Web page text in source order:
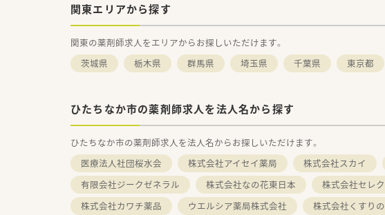
関東エリアから探す
関東の薬剤師求人をエリアからお探しいただけます。
茨城県
栃木県 群馬県 埼玉県 千葉県 東京都
ひたちなか市の薬剤師求人を法人名から探す
ひたちなか市の薬剤師求人を法人名からお探しいただけます。
医療法人社団桜水会
株式会社アイセイ薬局 株式会社スカイ
有限会社ジークゼネラル
株式会社なの花東日本 株式会社セレ
株式会社カワチ薬品
ウエルシア薬局株式会社 株式会社くすり